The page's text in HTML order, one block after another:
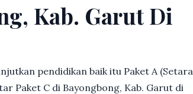
Kab. Garut Di
pendidikan baik itu Paket A (Setara
Paket C di Bayongbong, Kab. Garut di